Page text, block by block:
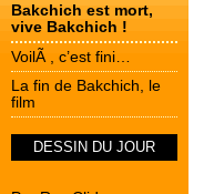
Bakchich est mort,
vive Bakchich !
VoilÃ , c’est fini…
La fin de Bakchich, le
film
DESSIN DU JOUR